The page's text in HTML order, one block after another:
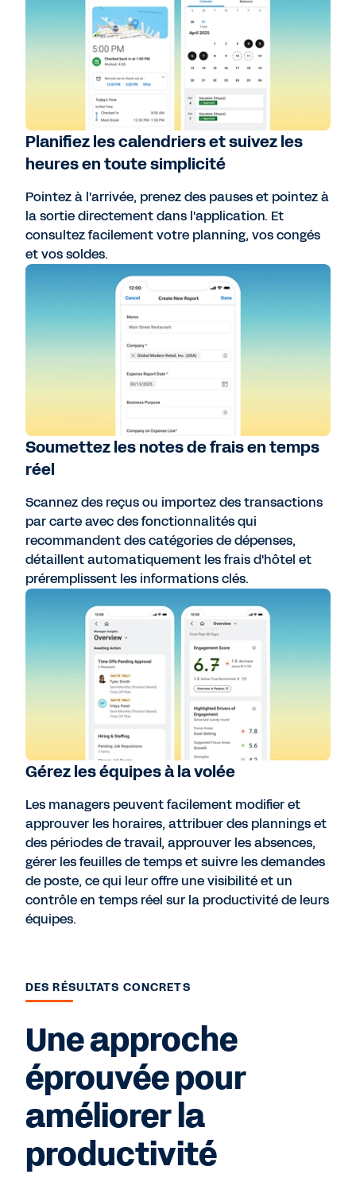
Planifiez les calendriers et suivez les
heures en toute simplicité
Pointez à l'arrivée, prenez des pauses et pointez à
la sortie directement dans l'application. Et
consultez facilement votre planning, vos congés
et vos soldes.
Soumettez les notes de frais en temps
réel
Scannez des reçus ou importez des transactions
par carte avec des fonctionnalités qui
recommandent des catégories de dépenses,
détaillent automatiquement les frais d'hôtel et
préremplissent les informations clés.
Gérez les équipes à la volée
Les managers peuvent facilement modifier et
approuver les horaires, attribuer des plannings et
des périodes de travail, approuver les absences,
gérer les feuilles de temps et suivre les demandes
de poste, ce qui leur offre une visibilité et un
contrôle en temps réel sur la productivité de leurs
équipes.
DES RÉSULTATS CONCRETS
Une approche
éprouvée pour
améliorer la
productivité